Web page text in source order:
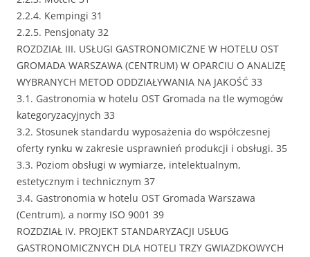
2.2.4. Kempingi 31
2.2.5. Pensjonaty 32
ROZDZIAŁ III. USŁUGI GASTRONOMICZNE W HOTELU OST
GROMADA WARSZAWA (CENTRUM) W OPARCIU O ANALIZĘ
WYBRANYCH METOD ODDZIAŁYWANIA NA JAKOŚĆ 33
3.1. Gastronomia w hotelu OST Gromada na tle wymogów
kategoryzacyjnych 33
3.2. Stosunek standardu wyposażenia do współczesnej
oferty rynku w zakresie usprawnień produkcji i obsługi. 35
3.3. Poziom obsługi w wymiarze, intelektualnym,
estetycznym i technicznym 37
3.4. Gastronomia w hotelu OST Gromada Warszawa
(Centrum), a normy ISO 9001 39
ROZDZIAŁ IV. PROJEKT STANDARYZACJI USŁUG
GASTRONOMICZNYCH DLA HOTELI TRZY GWIAZDKOWYCH